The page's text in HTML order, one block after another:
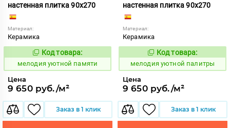
настенная плитка 90x270
Материал:
Керамика
966943
Код товара:
мелодия уютной памяти
Цена
9 650 руб./м²
Заказ в 1 клик
настенная плитка 90x270
Материал:
Керамика
966941
Код товара:
мелодия уютной палитры
Цена
9 650 руб./м²
Заказ в 1 клик